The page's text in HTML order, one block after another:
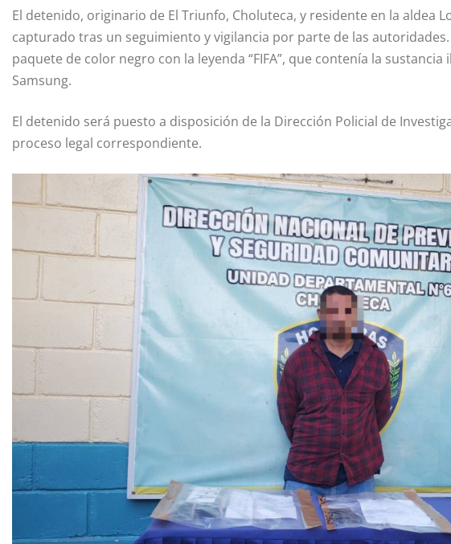
El detenido, originario de El Triunfo, Choluteca, y residente en la aldea
capturado tras un seguimiento y vigilancia por parte de las
paquete de color negro con la leyenda “FIFA”, que contenía la
Samsung.
El detenido será puesto a disposición de la Dirección Policial de
proceso legal correspondiente.